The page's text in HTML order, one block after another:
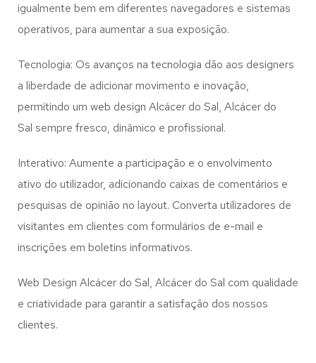
igualmente bem em diferentes navegadores e sistemas
operativos, para aumentar a sua exposição.
Tecnologia: Os avanços na tecnologia dão aos designers
a liberdade de adicionar movimento e inovação,
permitindo um web design Alcácer do Sal, Alcácer do
Sal sempre fresco, dinâmico e profissional.
Interativo: Aumente a participação e o envolvimento
ativo do utilizador, adicionando caixas de comentários e
pesquisas de opinião no layout. Converta utilizadores de
visitantes em clientes com formulários de e-mail e
inscrições em boletins informativos.
Web Design Alcácer do Sal, Alcácer do Sal com qualidade
e criatividade para garantir a satisfação dos nossos
clientes.